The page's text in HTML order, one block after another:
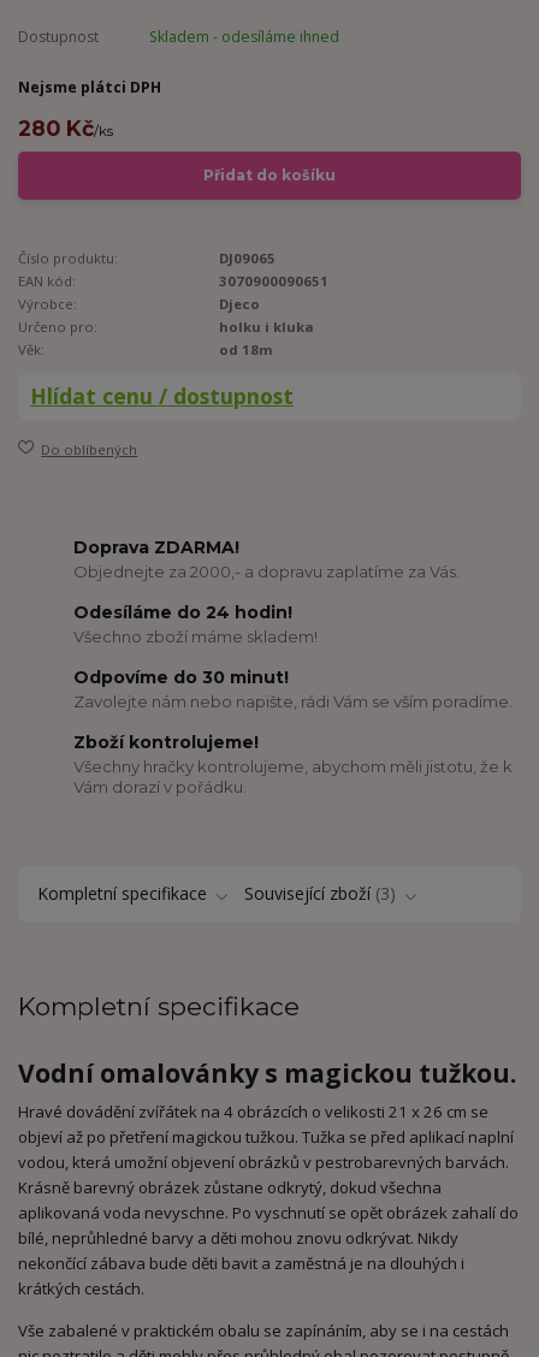
Dostupnost Skladem - odesíláme ihned
Nejsme plátci DPH
280 Kč/ks
Přidat do košíku
Číslo produktu:
DJ09065
EAN kód:
3070900090651
Výrobce:
Djeco
Určeno pro:
holku i kluka
Věk:
od 18m
Hlídat cenu / dostupnost
Do oblíbených
Doprava ZDARMA!
Objednejte za 2000,- a dopravu zaplatíme za Vás.
Odesíláme do 24 hodin!
Všechno zboží máme skladem!
Odpovíme do 30 minut!
Zavolejte nám nebo napište, rádi Vám se vším poradíme.
Zboží kontrolujeme!
Všechny hračky kontrolujeme, abychom měli jistotu, že k
Vám dorazí v pořádku.
Kompletní specifikace Související zboží 3
Kompletní specifikace
Vodní omalovánky s magickou tužkou.
Hravé dovádění zvířátek na 4 obrázcích o velikosti 21 x 26 cm se
objeví až po přetření magickou tužkou. Tužka se před aplikací naplní
vodou, která umožní objevení obrázků v pestrobarevných barvách.
Krásně barevný obrázek zůstane odkrytý, dokud všechna
aplikovaná voda nevyschne. Po vyschnutí se opět obrázek zahalí do
bílé, neprůhledné barvy a děti mohou znovu odkrývat. Nikdy
nekončící zábava bude děti bavit a zaměstná je na dlouhých i
krátkých cestách.
Vše zabalené v praktickém obalu se zapínáním, aby se i na cestách